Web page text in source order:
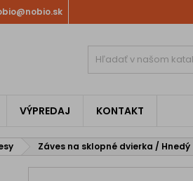
VÝPREDAJ KONTAKT
Záves na sklopné dvierka / Hnedý